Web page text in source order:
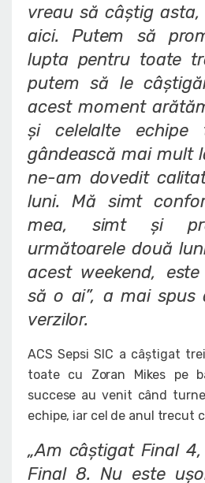
vreau să câștig
aici. Putem să
lupta pentru toate
putem să le
acest moment
și celelalte echipe
gândească mai mult
ne-am dovedit
luni. Mă simt
mea, simt și
următoarele două
acest weekend,
să o ai”, a mai spus
verzilor.
ACS Sepsi SIC a câștigat
toate cu Zoran Mikes pe
succese au venit când
echipe, iar cel de anul trecut
„Am câștigat Final
Final 8. Nu este